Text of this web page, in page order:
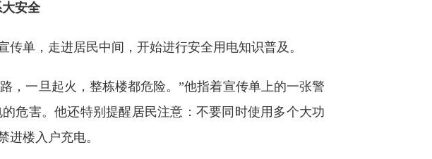
安全
单，走进居民中间，开始进行安全用电知识普及。
一旦起火，整栋楼都危险。”他指着宣传单上的一张警
危害。他还特别提醒居民注意：不要同时使用多个大功
楼入户充电。